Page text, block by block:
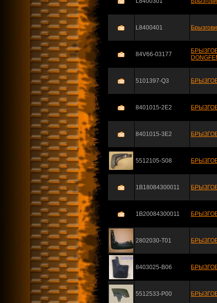
L8400401
84V66-03177
5101397-Q3
8401015-2E2
8401015-3E2
5512105-S08
1В18084300011
1В20084300011
2802030-T01
8403025-B06
5512533-P00